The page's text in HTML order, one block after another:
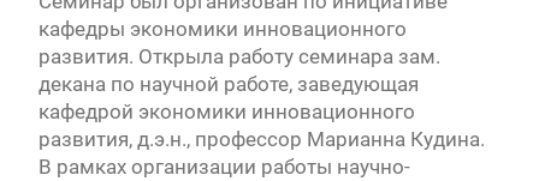
кафедры экономики инновационного
развития. Открыла работу семинара зам.
декана по научной работе, заведующая
кафедрой экономики инновационного
развития, д.э.н., профессор Марианна Кудина.
В рамках организации работы научно-